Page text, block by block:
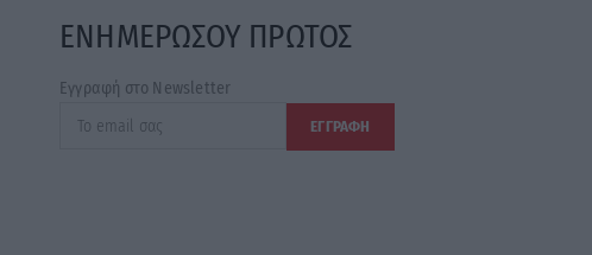
ΕΝΗΜΕΡΩΣΟΥ ΠΡΩΤΟΣ
Εγγραφή στο Newsletter